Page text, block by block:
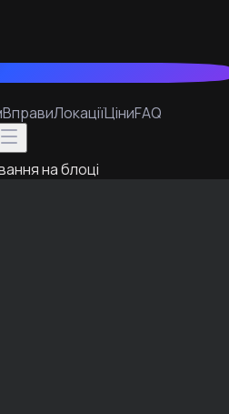
ВправиЛокаціїЦіниFAQ
на блоці